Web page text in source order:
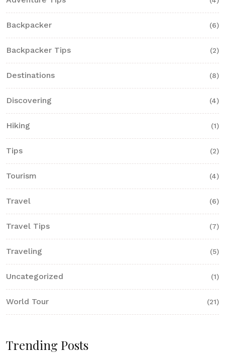
Backpacker (6)
Backpacker Tips (2)
Destinations (8)
Discovering (4)
Hiking (1)
Tips (2)
Tourism (4)
Travel (6)
Travel Tips (7)
Traveling (5)
Uncategorized (1)
World Tour (21)
Trending Posts